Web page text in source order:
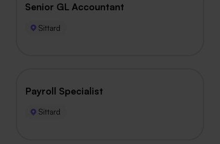
Senior GL Accountant
Sittard
Payroll Specialist
Sittard